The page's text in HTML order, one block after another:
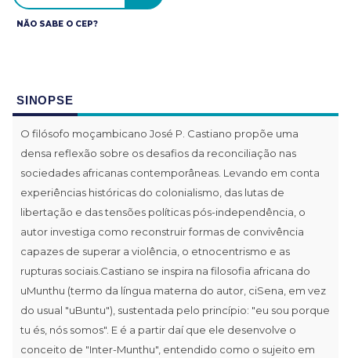
NÃO SABE O CEP?
SINOPSE
O filósofo moçambicano José P. Castiano propõe uma
densa reflexão sobre os desafios da reconciliação nas
sociedades africanas contemporâneas. Levando em conta
experiências históricas do colonialismo, das lutas de
libertação e das tensões políticas pós-independência, o
autor investiga como reconstruir formas de convivência
capazes de superar a violência, o etnocentrismo e as
rupturas sociais.Castiano se inspira na filosofia africana do
uMunthu (termo da língua materna do autor, ciSena, em vez
do usual "uBuntu"), sustentada pelo princípio: "eu sou porque
tu és, nós somos". E é a partir daí que ele desenvolve o
conceito de "Inter-Munthu", entendido como o sujeito em